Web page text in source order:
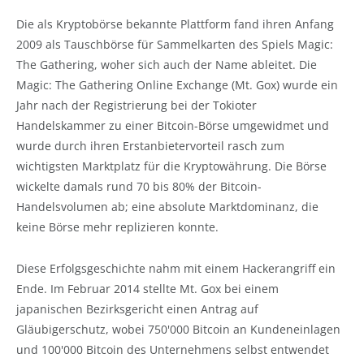
Die als Kryptobörse bekannte Plattform fand ihren Anfang
2009 als Tauschbörse für Sammelkarten des Spiels Magic:
The Gathering, woher sich auch der Name ableitet. Die
Magic: The Gathering Online Exchange (Mt. Gox) wurde ein
Jahr nach der Registrierung bei der Tokioter
Handelskammer zu einer Bitcoin-Börse umgewidmet und
wurde durch ihren Erstanbietervorteil rasch zum
wichtigsten Marktplatz für die Kryptowährung. Die Börse
wickelte damals rund 70 bis 80% der Bitcoin-
Handelsvolumen ab; eine absolute Marktdominanz, die
keine Börse mehr replizieren konnte.
Diese Erfolgsgeschichte nahm mit einem Hackerangriff ein
Ende. Im Februar 2014 stellte Mt. Gox bei einem
japanischen Bezirksgericht einen Antrag auf
Gläubigerschutz, wobei 750'000 Bitcoin an Kundeneinlagen
und 100'000 Bitcoin des Unternehmens selbst entwendet